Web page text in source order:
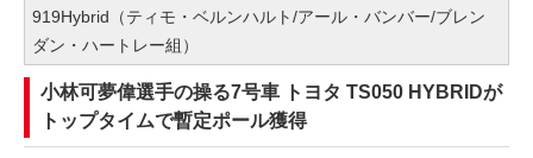
919Hybrid（ティモ・ベルンハルト/アール・バンバー/ブレン
ダン・ハートレー組）
小林可夢偉選手の操る7号車 トヨタ TS050 HYBRIDが
トップタイムで暫定ポール獲得